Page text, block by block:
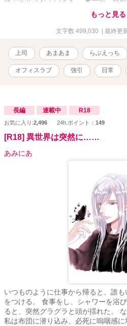
サブタイの後ろに★印をつけています
い。 ★この物語はフィクションです
切関係ありません。 ★ｉｆ作品 も
嫌！」という方は、そのままバック
付きです。 ★条件１ 圭が泪と出会う
っていても、泪に恋愛感情がないこ
あります。苦手な方はご注意ください
もっと見る
文字数 499,030 | 最終更
上司 あまあま らぶえっち
オフィスラブ 強引 日常
長編 連載中 R18
お気に入り:2,496 24h.ポイント： 149
[R18] 異世界は突然に……
あみにあ
いつものように仕事から帰ると、誰
をつける。 食事をし、シャワーを浴
ると、突然グラグラと頭が揺れた。
私は布団に潜り込み、必死に嗚咽感